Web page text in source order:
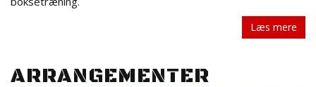
Læs mere
ARRANGEMENTER